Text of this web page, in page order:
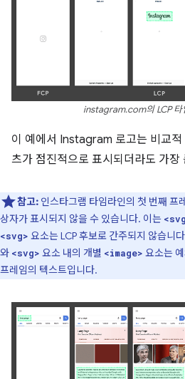
instagram.com의 LCP 타
이 예에서 Instagram 로고는 비교적
츠가 점진적으로 표시되더라도 가장
참고: 인스타그램 타임라인의 첫 번째 프
상자가 표시되지 않을 수 있습니다. 이는
<svg> 요소는 LCP 후보로 간주되지 않습니
와 <svg> 요소 내의 개별 <image> 요소는
프레임의 텍스트입니다.